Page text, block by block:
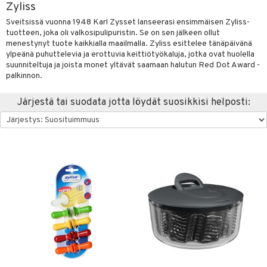
Zyliss
Sveitsissä vuonna 1948 Karl Zysset lanseerasi ensimmäisen Zyliss-
tuotteen, joka oli valkosipulipuristin. Se on sen jälkeen ollut
menestynyt tuote kaikkialla maailmalla. Zyliss esittelee tänäpäivänä
ylpeänä puhuttelevia ja erottuvia keittiötyökaluja, jotka ovat huolella
suunniteltuja ja joista monet yltävät saamaan halutun Red Dot Award -
palkinnon.
Järjestä tai suodata jotta löydät suosikkisi helposti:
& Sähkövatkaimet
koneet
& Cocktailasit
& Aveclasit
lautaset
Kattilat
& Kulhot
Leivontavuoat
tekstiilit
& Tyynyliinat
& Peitot
& Korit
& Veistokset
Art
& Lyhdyt
& Hyllyt
& Koukut
tekstiilit
tekstiilit
& Tyynyliinat
hyönteissuoja
ruokinta
& Lyhdyt
& vastauksia